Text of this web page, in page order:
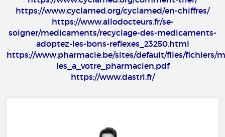
https://www.cyclamed.org/cyclamed/en-chiffres/
https://www.allodocteurs.fr/se-
soigner/medicaments/recyclage-des-medicaments-
adoptez-les-bons-reflexes_23250.html
https://www.pharmacie.be/sites/default/files/fichiers/
les_a_votre_pharmacien.pdf
https://www.dastri.fr/